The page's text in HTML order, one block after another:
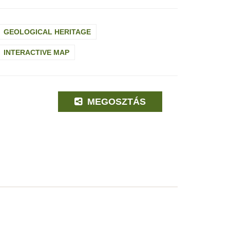
GEOLOGICAL HERITAGE
INTERACTIVE MAP
MEGOSZTÁS